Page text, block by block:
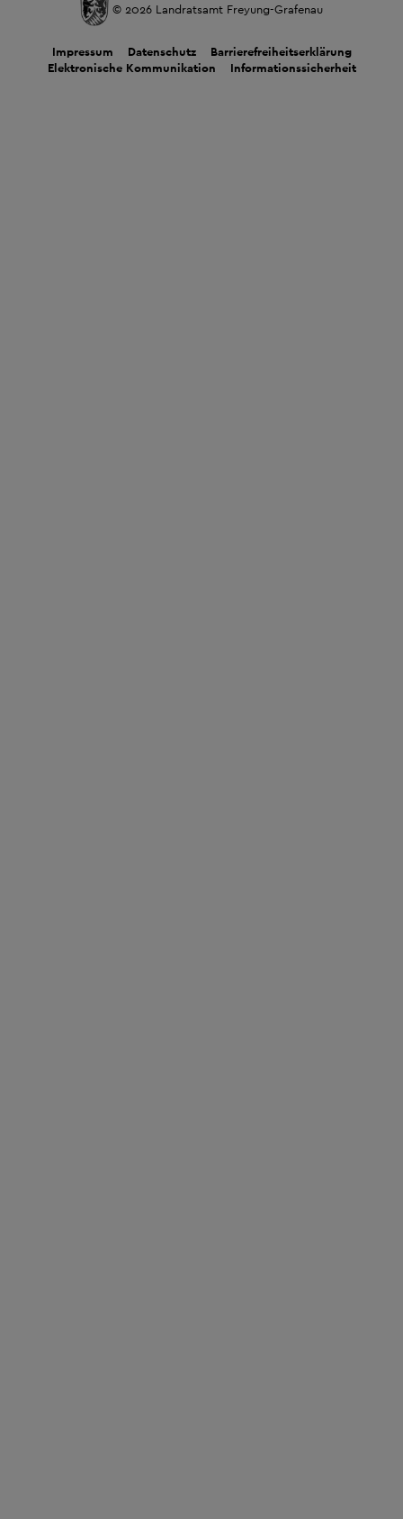
© 2026 Landratsamt Freyung-Grafenau
Impressum Datenschutz
Barrierefreiheitserklärung
Elektronische Kommunikation
Informationssicherheit